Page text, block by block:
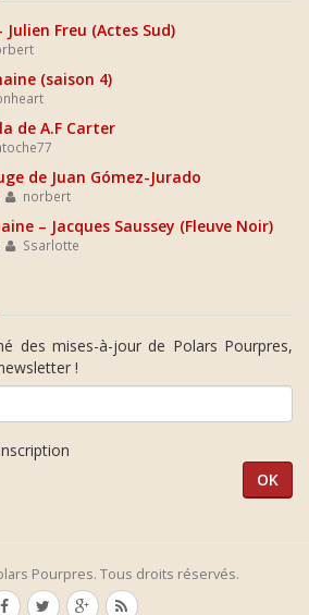
Freu (Actes Sud)
(saison 4)
de A.F Carter
de Juan Gómez-Jurado
norbert
– Jacques Saussey (Fleuve Noir)
Ssarlotte
des mises-à-jour de Polars Pourpres,
!
Pourpres. Tous droits réservés.